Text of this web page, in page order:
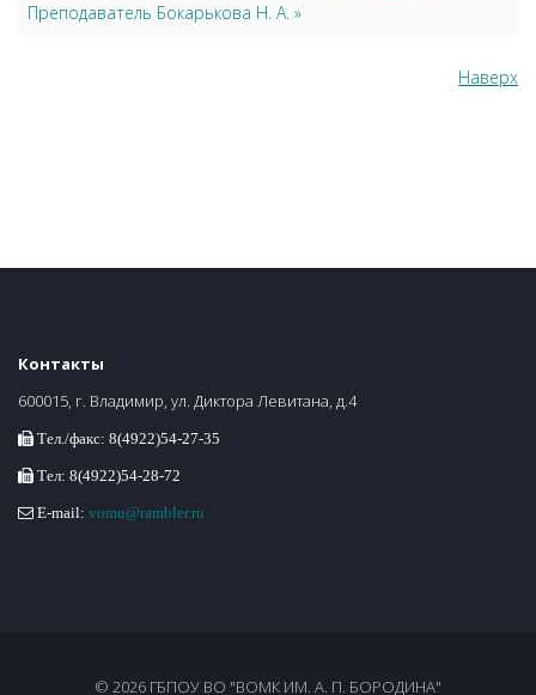
Преподаватель Бокарькова Н. А. »
Наверх
Контакты
600015, г. Владимир, ул. Диктора Левитана, д.4
Тел./факс: 8(4922)54-27-35
Тел: 8(4922)54-28-72
E-mail: vomu@rambler.ru
© 2026 ГБПОУ ВО "ВОМК ИМ. А. П. БОРОДИНА"